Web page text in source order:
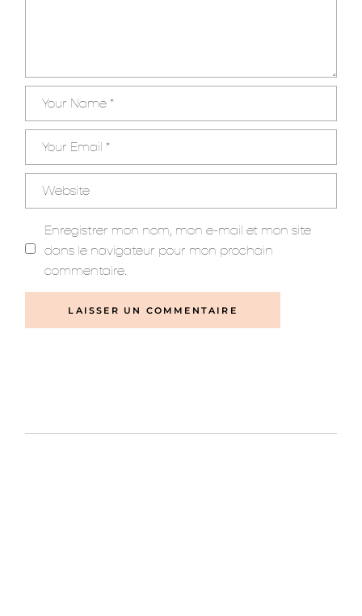
Enregistrer mon nom, mon e-mail et mon site
dans le navigateur pour mon prochain
commentaire.
LAISSER UN COMMENTAIRE